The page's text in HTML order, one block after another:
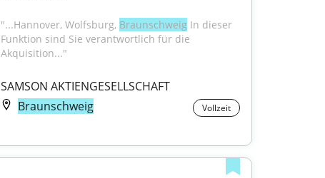
"...Hannover, Wolfsburg, Braunschweig In dieser
Funktion sind Sie verantwortlich für die
Akquisition..."
SAMSON AKTIENGESELLSCHAFT
Braunschweig
Vollzeit